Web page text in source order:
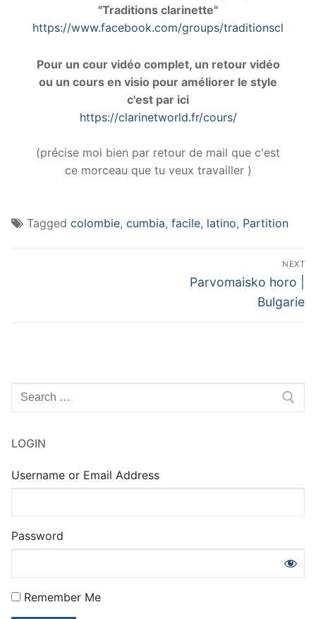
"Traditions clarinette"
https://www.facebook.com/groups/
Pour un cour vidéo complet, un retour vidéo
ou un cours en visio pour améliorer le style
c'est par ici
https://clarinetworld.fr/cours/
(précise moi bien par retour de mail que c'est
ce morceau que tu veux travailler )
Tagged colombie, cumbia, facile, latino, Partition
NEXT
Next
Parvomaisko horo |
Bulgarie
Rechercher
LOGIN
Username or Email Address
Password
Remember Me